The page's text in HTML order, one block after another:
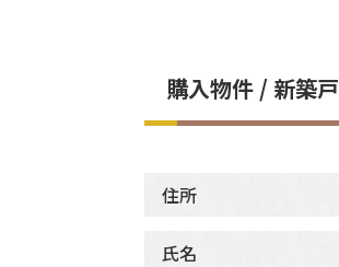
購入物件 / 新築
住所
氏名